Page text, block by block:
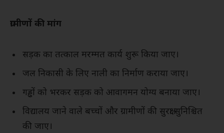
ग्रामीणों की मांग
सड़क का तत्काल मरम्मत कार्य शुरू किया जाए।
जल निकासी के लिए नाली का निर्माण कराया जाए।
गड्ढों को भरकर सड़क को आवागमन योग्य बनाया जाए।
विद्यालय जाने वाले बच्चों और ग्रामीणों की सुरक्षा सुनिश्चित
की जाए।